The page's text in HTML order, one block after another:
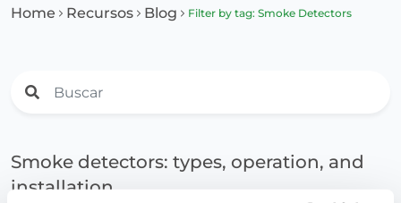
Home Recursos Blog Filter by tag: Smoke Detectors
Smoke detectors: types, operation, and
installation